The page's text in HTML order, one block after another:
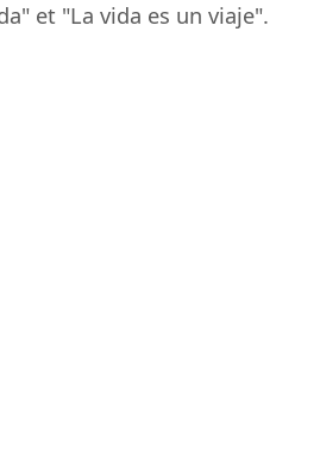
et "La vida es un viaje".